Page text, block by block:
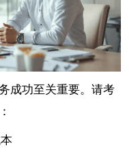
成功至关重要。请考